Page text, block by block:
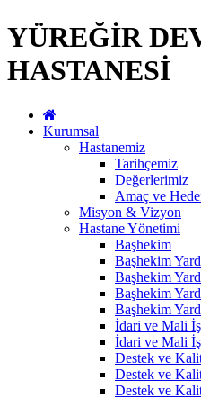
YÜREĞİR
HASTANESİ
Kurumsal
Hastanemiz
Tarihçemiz
Değerlerimiz
Amaç ve
Misyon & Vizyon
Hastane Yönetimi
Başhekim
Başhekim
Başhekim
Başhekim
Başhekim
İdari ve Mali
İdari ve Mali
Destek ve
Destek ve
Destek ve